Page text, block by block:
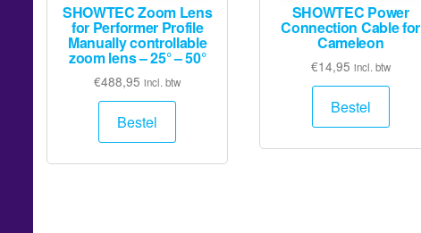
SHOWTEC Zoom Lens
for Performer Profile
Manually controllable
zoom lens – 25° – 50°
€488,95 incl. btw
Bestel
SHOWTEC Power
Connection Cable for
Cameleon
€14,95 incl. btw
Bestel